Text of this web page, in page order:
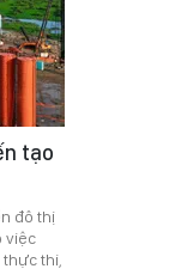
tạo
đô thị
việc
thi,